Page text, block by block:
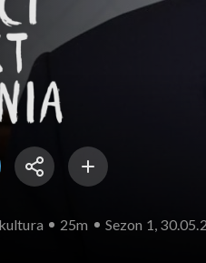
kultura 25m Sezon 1,